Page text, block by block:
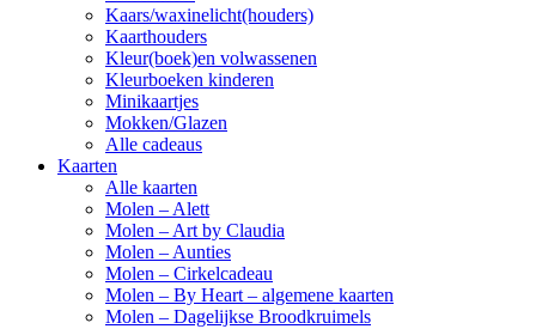
Kaars/waxinelicht(houders)
Kaarthouders
Kleur(boek)en volwassenen
Kleurboeken kinderen
Minikaartjes
Mokken/Glazen
Alle cadeaus
Kaarten
Alle kaarten
Molen – Alett
Molen – Art by Claudia
Molen – Aunties
Molen – Cirkelcadeau
Molen – By Heart – algemene kaarten
Molen – Dagelijkse Broodkruimels